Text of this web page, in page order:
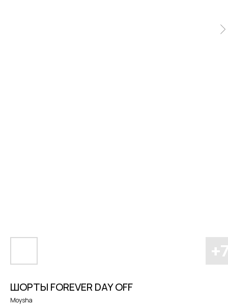
ШОРТЫ FOREVER DAY OFF
Moysha